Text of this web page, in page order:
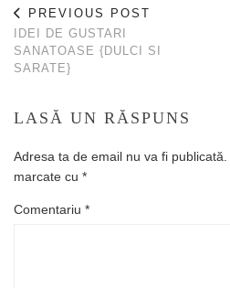
PREVIOUS POST
IDEI DE GUSTARI
SANATOASE {DULCI SI
SARATE}
LASĂ UN RĂSPUNS
Adresa ta de email nu va fi publicată.
marcate cu *
Comentariu *